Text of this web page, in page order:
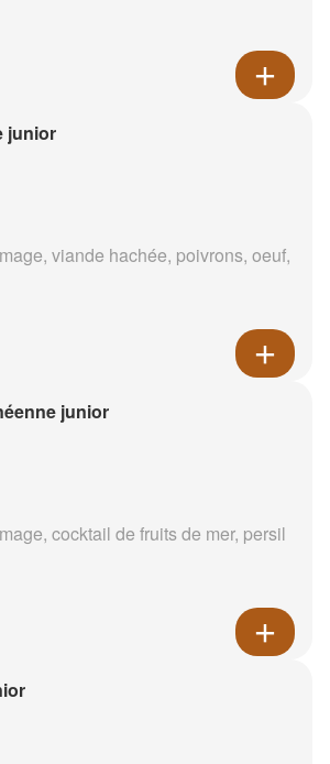
junior
viande hachée, poivrons, oeuf,
junior
cocktail de fruits de mer, persil